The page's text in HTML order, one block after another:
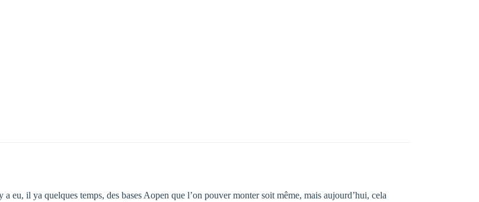
a eu, il ya quelques temps, des bases Aopen que l’on pouver monter soit même, mais aujourd’hui, cela